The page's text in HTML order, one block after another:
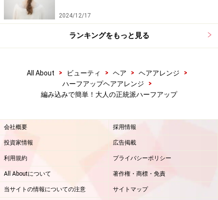
2024/12/17
ランキングをもっと見る
All About > ビューティ > ヘア > ヘアアレンジ
>
ハーフアップヘアアレンジ
>
編み込みで簡単！大人の正統派ハーフアップ
会社概要 採用情報
投資家情報 広告掲載
利用規約 プライバシーポリシー
All Aboutについて 著作権・商標・免責
当サイトの情報についての注意 サイトマップ